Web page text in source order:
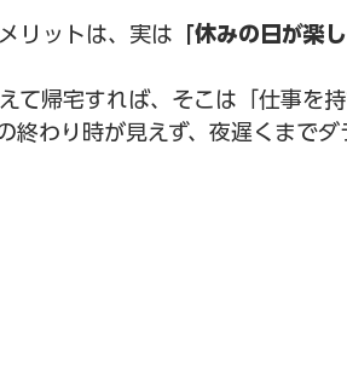
リットは、実は 「休みの日が楽
て帰宅すれば、そこは「仕事を
終わり時が見えず、夜遅くまで